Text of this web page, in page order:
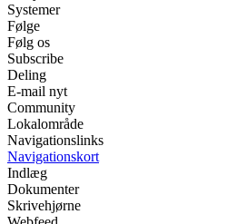
Systemer
Følge
Følg os
Subscribe
Deling
E-mail nyt
Community
Lokalområde
Navigationslinks
Navigationskort
Indlæg
Dokumenter
Skrivehjørne